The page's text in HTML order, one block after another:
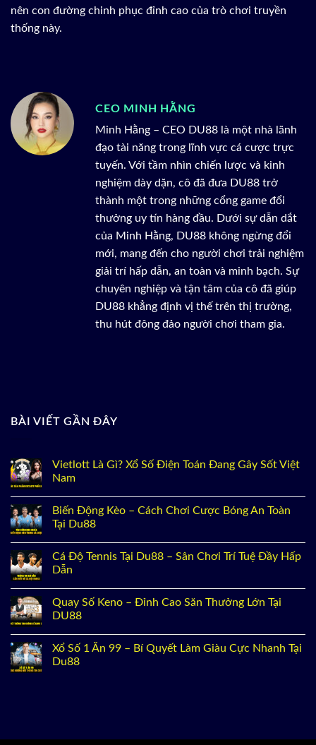
nên con đường chinh phục đỉnh cao của trò chơi truyền
thống này.
CEO MINH HẰNG
Minh Hằng – CEO DU88 là một nhà lãnh
đạo tài năng trong lĩnh vực cá cược trực
tuyến. Với tầm nhìn chiến lược và kinh
nghiệm dày dặn, cô đã đưa DU88 trở
thành một trong những cổng game đổi
thưởng uy tín hàng đầu. Dưới sự dẫn dắt
của Minh Hằng, DU88 không ngừng đổi
mới, mang đến cho người chơi trải nghiệm
giải trí hấp dẫn, an toàn và minh bạch. Sự
chuyên nghiệp và tận tâm của cô đã giúp
DU88 khẳng định vị thế trên thị trường,
thu hút đông đảo người chơi tham gia.
BÀI VIẾT GẦN ĐÂY
Vietlott Là Gì? Xổ Số Điện Toán Đang Gây Sốt Việt
Nam
Biến Động Kèo – Cách Chơi Cược Bóng An Toàn
Tại Du88
Cá Độ Tennis Tại Du88 – Sân Chơi Trí Tuệ Đầy Hấp
Dẫn
Quay Số Keno – Đỉnh Cao Săn Thưởng Lớn Tại
DU88
Xổ Số 1 Ăn 99 – Bí Quyết Làm Giàu Cực Nhanh Tại
Du88